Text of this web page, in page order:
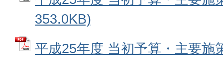
353.0KB)
平成25年度 当初予算・主要施